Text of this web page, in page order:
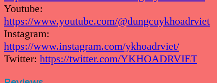
Youtube:
https://www.youtube.com/@dungcuykhoadrviet
Instagram:
https://www.instagram.com/ykhoadrviet/
Twitter: https://twitter.com/YKHOADRVIET